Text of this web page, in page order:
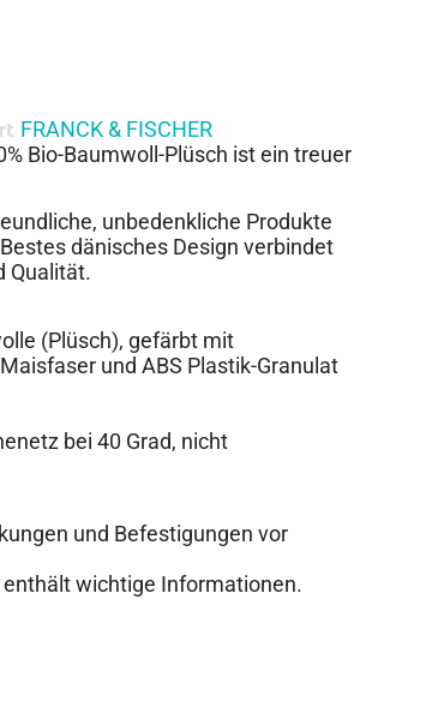
FRANCK & FISCHER
Bio-Baumwoll-Plüsch ist ein treuer
unbedenkliche Produkte
dänisches Design verbindet
Qualität.
(Plüsch), gefärbt mit
und ABS Plastik-Granulat
bei 40 Grad, nicht
und Befestigungen vor
wichtige Informationen.